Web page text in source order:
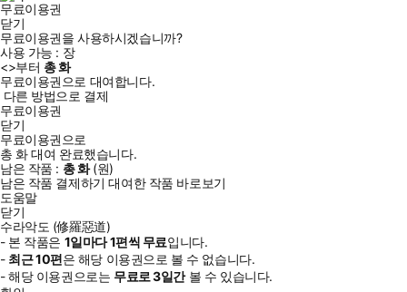
무료이용권
닫기
무료이용권을 사용하시겠습니까?
사용 가능 : 장
<>부터 총화
무료이용권으로 대여합니다.
다른 방법으로 결제
무료이용권
닫기
무료이용권으로
총 화대여 완료했습니다.
남은 작품 : 총화(원)
남은 작품 결제하기 대여한 작품 바로보기
도움말
닫기
수라악도 (修羅惡道)
- 본 작품은 1일마다1편씩 무료입니다.
- 최근10편은 해당 이용권으로 볼 수 없습니다.
- 해당 이용권으로는 무료로3일간볼 수 있습니다.